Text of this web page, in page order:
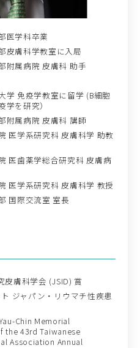
医学科卒業
皮膚科学教室に入局
附属病院 皮膚科 助手
学 免疫学教室に留学 (B細胞
学を研究）
附属病院 皮膚科 講師
医学系研究科 皮膚科学 助教
医歯薬学総合研究科 皮膚病
医学系研究科 皮膚科学 教授
国際交流室 室長
皮膚科学会 (JSID) 賞
ジャパン・リウマチ性疾患
Chin Memorial
the 43rd Taiwanese
Association Annual